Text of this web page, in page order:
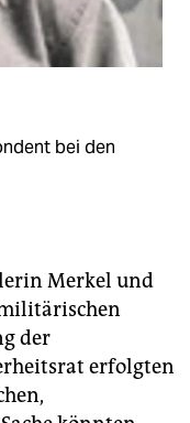
bei den
Merkel und
der
erfolgten